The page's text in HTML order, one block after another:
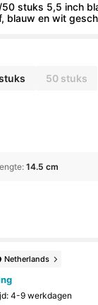
stuks 5,5 inch
blauw en wit
50 stuks
: 14.5 cm
Netherlands
4-9 werkdagen